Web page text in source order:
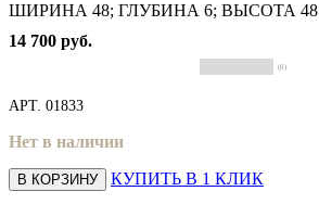
ШИРИНА 48; ГЛУБИНА 6; ВЫСОТА 48
14 700 руб.
(0)
АРТ. 01833
Нет в наличии
В КОРЗИНУ КУПИТЬ В 1 КЛИК